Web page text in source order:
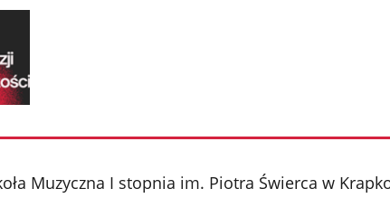
Muzyczna I stopnia im. Piotra Świerca w